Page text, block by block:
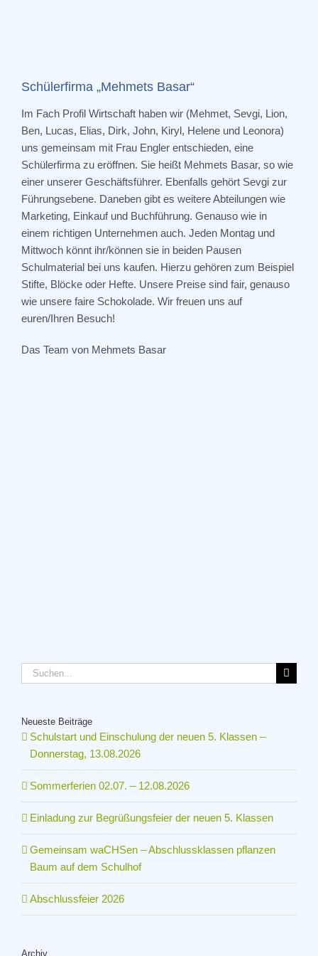
Schülerfirma „Mehmets Basar“
Im Fach Profil Wirtschaft haben wir (Mehmet, Sevgi, Lion,
Ben, Lucas, Elias, Dirk, John, Kiryl, Helene und Leonora)
uns gemeinsam mit Frau Engler entschieden, eine
Schülerfirma zu eröffnen. Sie heißt Mehmets Basar, so wie
einer unserer Geschäftsführer. Ebenfalls gehört Sevgi zur
Führungsebene. Daneben gibt es weitere Abteilungen wie
Marketing, Einkauf und Buchführung. Genauso wie in
einem richtigen Unternehmen auch. Jeden Montag und
Mittwoch könnt ihr/können sie in beiden Pausen
Schulmaterial bei uns kaufen. Hierzu gehören zum Beispiel
Stifte, Blöcke oder Hefte. Unsere Preise sind fair, genauso
wie unsere faire Schokolade. Wir freuen uns auf
euren/Ihren Besuch!
Das Team von Mehmets Basar
Suche
nach:
Neueste Beiträge
Schulstart und Einschulung der neuen 5. Klassen –
Donnerstag, 13.08.2026
Sommerferien 02.07. – 12.08.2026
Einladung zur Begrüßungsfeier der neuen 5. Klassen
Gemeinsam waCHSen – Abschlussklassen pflanzen
Baum auf dem Schulhof
Abschlussfeier 2026
Archiv